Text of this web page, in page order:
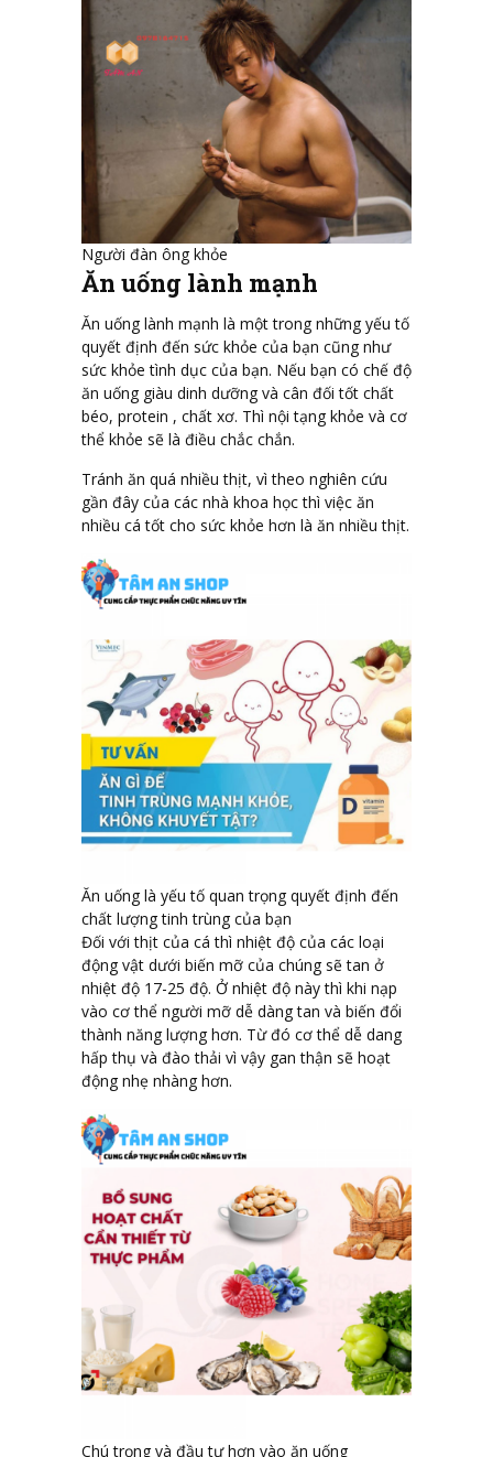
Người đàn ông khỏe
Ăn uống lành mạnh
Ăn uống lành mạnh là một trong những yếu tố
quyết định đến sức khỏe của bạn cũng như
sức khỏe tình dục của bạn. Nếu bạn có chế độ
ăn uống giàu dinh dưỡng và cân đối tốt chất
béo, protein , chất xơ. Thì nội tạng khỏe và cơ
thể khỏe sẽ là điều chắc chắn.
Tránh ăn quá nhiều thịt, vì theo nghiên cứu
gần đây của các nhà khoa học thì việc ăn
nhiều cá tốt cho sức khỏe hơn là ăn nhiều thịt.
Ăn uống là yếu tố quan trọng quyết định đến
chất lượng tinh trùng của bạn
Đối với thịt của cá thì nhiệt độ của các loại
động vật dưới biến mỡ của chúng sẽ tan ở
nhiệt độ 17-25 độ. Ở nhiệt độ này thì khi nạp
vào cơ thể người mỡ dễ dàng tan và biến đổi
thành năng lượng hơn. Từ đó cơ thể dễ dang
hấp thụ và đào thải vì vậy gan thận sẽ hoạt
động nhẹ nhàng hơn.
Chú trọng và đầu tư hơn vào ăn uống